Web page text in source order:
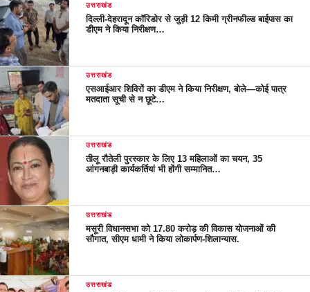
उत्तराखंड
दिल्ली-देहरादून कॉरिडोर से जुड़ी 12 किमी ग्रीनफील्ड बाईपास का
डीएम ने किया निरीक्षण…
उत्तराखंड
एसआईआर शिविरों का डीएम ने किया निरीक्षण, बोले—कोई पात्र
मतदाता सूची से न छूटे…
उत्तराखंड
तीलू रौतेली पुरस्कार के लिए 13 महिलाओं का चयन, 35
आंगनबाड़ी कार्यकर्तियां भी होंगी सम्मानित…
उत्तराखंड
मसूरी विधानसभा को 17.80 करोड़ की विकास योजनाओं की
सौगात, सीएम धामी ने किया लोकार्पण-शिलान्यास.
उत्तराखंड